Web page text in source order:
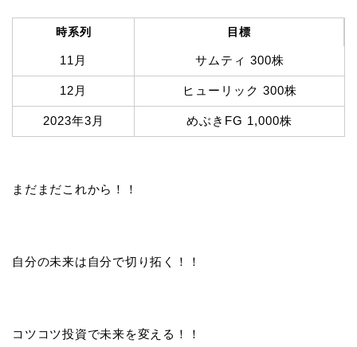
時系列 目標
11月 サムティ 300株
12月 ヒューリック 300株
2023年3月 めぶきFG 1,000株
まだまだこれから！！
自分の未来は自分で切り拓く！！
コツコツ投資で未来を変える！！